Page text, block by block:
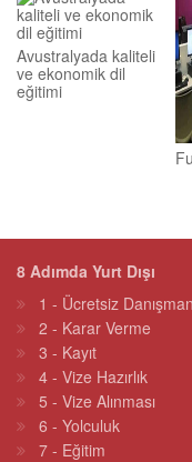
Avustralyada kaliteli
ve ekonomik dil
eğitimi
8 Adımda Yurt Dışı
1 - Ücretsiz
2 - Karar Verme
3 - Kayıt
4 - Vize Hazırlık
5 - Vize Alınması
6 - Yolculuk
7 - Eğitim